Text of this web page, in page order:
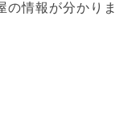
の情報が分かりま